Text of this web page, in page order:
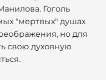
Гоголь
"мертвых" душах
но для
свою духовную